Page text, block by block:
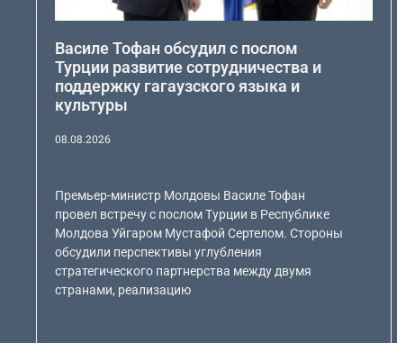
Василе Тофан обсудил с послом
Турции развитие сотрудничества и
поддержку гагаузского языка и
культуры
08.08.2026
Премьер-министр Молдовы Василе Тофан
провел встречу с послом Турции в Республике
Молдова Уйгаром Мустафой Сертелом. Стороны
обсудили перспективы углубления
стратегического партнерства между двумя
странами, реализацию